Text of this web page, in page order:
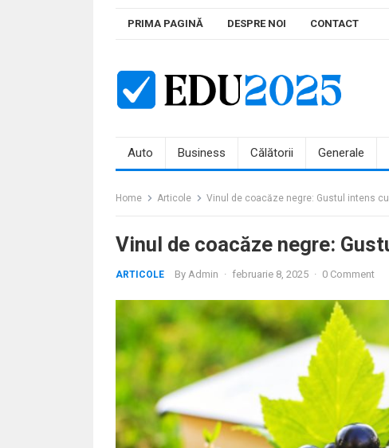
PRIMA PAGINĂ DESPRE NOI CONTACT
Auto Business Călătorii Generale
Home Articole Vinul de coacăze negre: Gustul intens
Vinul de coacăze negre:
ARTICOLE By Admin · februarie 8, 2025 · 0 Comment